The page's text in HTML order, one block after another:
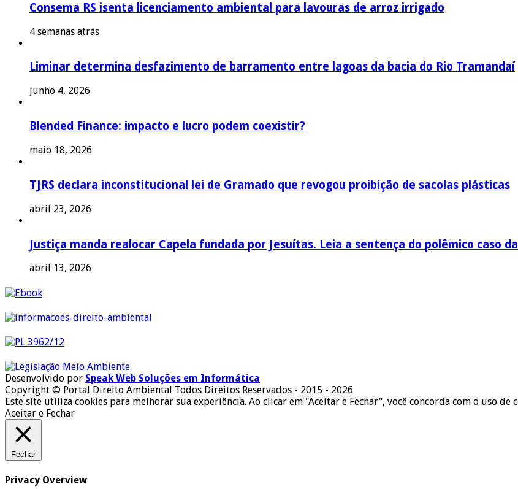
Consema RS isenta licenciamento ambiental para lavouras de arroz irrigado
4 semanas atrás
Liminar determina desfazimento de barramento entre lagoas da bacia do Rio Tramandaí
junho 4, 2026
Blended Finance: impacto e lucro podem coexistir?
maio 18, 2026
TJRS declara inconstitucional lei de Gramado que revogou proibição de sacolas plásticas
abril 23, 2026
Justiça manda realocar Capela fundada por Jesuítas. Leia a sentença do polêmico caso
abril 13, 2026
Desenvolvido por Speak Web Soluções em Informática
Copyright © Portal Direito Ambiental Todos Direitos Reservados - 2015 - 2026
Este site utiliza cookies para melhorar sua experiência. Ao clicar em "Aceitar e Fechar", você concorda com o uso de
Aceitar e Fechar
Fechar
Privacy Overview